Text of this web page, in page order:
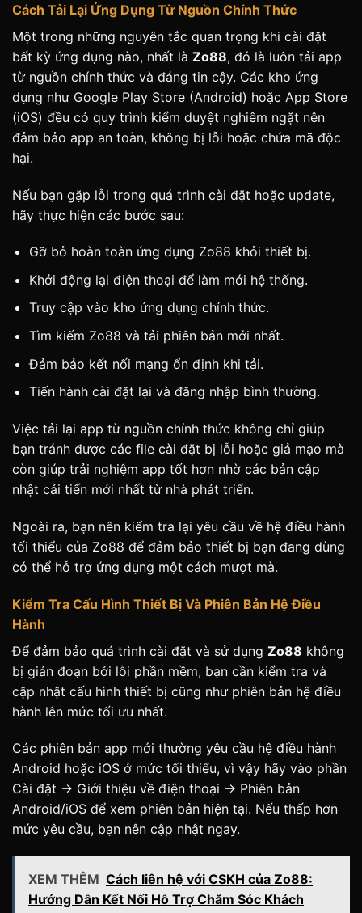
Cách Tải Lại Ứng Dụng Từ Nguồn Chính Thức
Một trong những nguyên tắc quan trọng khi cài đặt
bất kỳ ứng dụng nào, nhất là Zo88, đó là luôn tải app
từ nguồn chính thức và đáng tin cậy. Các kho ứng
dụng như Google Play Store (Android) hoặc App Store
(iOS) đều có quy trình kiểm duyệt nghiêm ngặt nên
đảm bảo app an toàn, không bị lỗi hoặc chứa mã độc
hại.
Nếu bạn gặp lỗi trong quá trình cài đặt hoặc update,
hãy thực hiện các bước sau:
Gỡ bỏ hoàn toàn ứng dụng Zo88 khỏi thiết bị.
Khởi động lại điện thoại để làm mới hệ thống.
Truy cập vào kho ứng dụng chính thức.
Tìm kiếm Zo88 và tải phiên bản mới nhất.
Đảm bảo kết nối mạng ổn định khi tải.
Tiến hành cài đặt lại và đăng nhập bình thường.
Việc tải lại app từ nguồn chính thức không chỉ giúp
bạn tránh được các file cài đặt bị lỗi hoặc giả mạo mà
còn giúp trải nghiệm app tốt hơn nhờ các bản cập
nhật cải tiến mới nhất từ nhà phát triển.
Ngoài ra, bạn nên kiểm tra lại yêu cầu về hệ điều hành
tối thiểu của Zo88 để đảm bảo thiết bị bạn đang dùng
có thể hỗ trợ ứng dụng một cách mượt mà.
Kiểm Tra Cấu Hình Thiết Bị Và Phiên Bản Hệ Điều
Hành
Để đảm bảo quá trình cài đặt và sử dụng Zo88 không
bị gián đoạn bởi lỗi phần mềm, bạn cần kiểm tra và
cập nhật cấu hình thiết bị cũng như phiên bản hệ điều
hành lên mức tối ưu nhất.
Các phiên bản app mới thường yêu cầu hệ điều hành
Android hoặc iOS ở mức tối thiểu, vì vậy hãy vào phần
Cài đặt -> Giới thiệu về điện thoại -> Phiên bản
Android/iOS để xem phiên bản hiện tại. Nếu thấp hơn
mức yêu cầu, bạn nên cập nhật ngay.
XEM THÊM Cách liên hệ với CSKH của Zo88:
Hướng Dẫn Kết Nối Hỗ Trợ Chăm Sóc Khách